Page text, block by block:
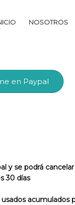
NOSOTROS
en Paypal
y se podrá
30 días
acumulados